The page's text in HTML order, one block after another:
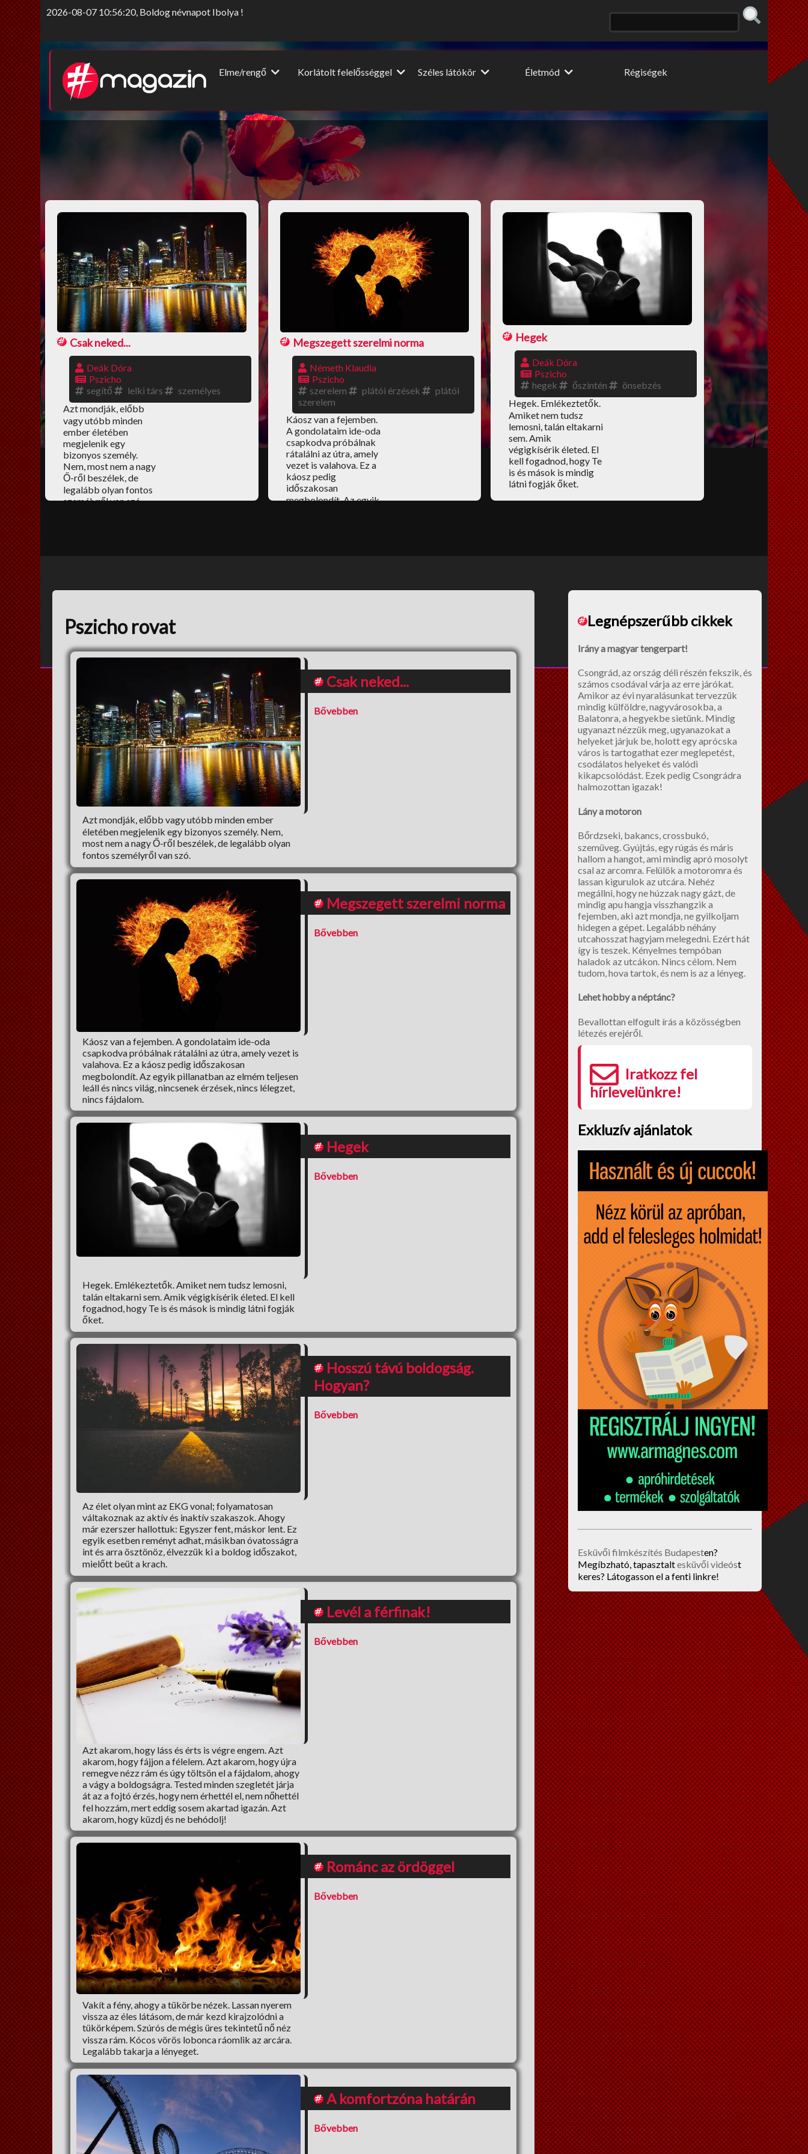
2026-08-07 10:56:20, Boldog névnapot Ibolya !
Elme/rengő
Sors-szinkópa
Nem tabu
Korlátolt felelősséggel
Beszéljünk másról
DIY
Széles látókör
NagyUtazó
Ünnepek
Életmód
A nagy fogyidráma
Régiségek
Cooltúr Koktél
Csak neked...
Deák Dóra
Pszicho
segítő
lelki társ
személyes
Azt mondják, előbb
vagy utóbb minden
ember életében
megjelenik egy
bizonyos személy.
Nem, most nem a nagy
Ő-ről beszélek, de
legalább olyan fontos
személyről van szó.
Megszegett szerelmi norma
Németh Klaudia
Pszicho
szerelem
plátói érzések
plátói
szerelem
Káosz van a fejemben.
A gondolataim ide-oda
csapkodva próbálnak
rátalálni az útra, amely
vezet is valahova. Ez a
káosz pedig
időszakosan
megbolondít. Az egyik
Hegek
Deák Dóra
Pszicho
hegek
őszintén
önsebzés
Hegek. Emlékeztetők.
Amiket nem tudsz
lemosni, talán eltakarni
sem. Amik
végigkísérik életed. El
kell fogadnod, hogy Te
is és mások is mindig
látni fogják őket.
Pszicho rovat
Csak neked...
Azt mondják, előbb vagy utóbb minden ember
életében megjelenik egy bizonyos személy. Nem,
most nem a nagy Ő-ről beszélek, de legalább olyan
fontos személyről van szó.
Bővebben
Megszegett szerelmi norma
Káosz van a fejemben. A gondolataim ide-oda
csapkodva próbálnak rátalálni az útra, amely vezet is
valahova. Ez a káosz pedig időszakosan
megbolondít. Az egyik pillanatban az elmém teljesen
leáll és nincs világ, nincsenek érzések, nincs lélegzet,
nincs fájdalom.
Bővebben
Hegek
Hegek. Emlékeztetők. Amiket nem tudsz lemosni,
talán eltakarni sem. Amik végigkísérik életed. El kell
fogadnod, hogy Te is és mások is mindig látni fogják
őket.
Bővebben
Hosszú távú boldogság.
Hogyan?
Az élet olyan mint az EKG vonal; folyamatosan
váltakoznak az aktív és inaktív szakaszok. Ahogy
már ezerszer hallottuk: Egyszer fent, máskor lent. Ez
egyik esetben reményt adhat, másikban óvatosságra
int és arra ösztönöz, élvezzük ki a boldog időszakot,
mielőtt beüt a krach.
Bővebben
Levél a férfinak!
Azt akarom, hogy láss és érts is végre engem. Azt
akarom, hogy fájjon a félelem. Azt akarom, hogy újra
remegve nézz rám és úgy töltsön el a fájdalom, ahogy
a vágy a boldogságra. Tested minden szegletét járja
át az a fojtó érzés, hogy nem érhettél el, nem nőhettél
fel hozzám, mert eddig sosem akartad igazán. Azt
akarom, hogy küzdj és ne behódolj!
Bővebben
Románc az ördöggel
Vakít a fény, ahogy a tükörbe nézek. Lassan nyerem
vissza az éles látásom, de már kezd kirajzolódni a
tükörképem. Szúrós de mégis üres tekintetű nő néz
vissza rám. Kócos vörös lobonca ráomlik az arcára.
Legalább takarja a lényeget.
Bővebben
A komfortzóna határán
Bővebben
Legnépszerűbb cikkek
Irány a magyar tengerpart!
Csongrád, az ország déli részén fekszik, és
számos csodával várja az erre járókat.
Amikor az évi nyaralásunkat tervezzük
mindig külföldre, nagyvárosokba, a
Balatonra, a hegyekbe sietünk. Mindig
ugyanazt nézzük meg, ugyanazokat a
helyeket járjuk be, holott egy aprócska
város is tartogathat ezer meglepetést,
csodálatos helyeket és valódi
kikapcsolódást. Ezek pedig Csongrádra
halmozottan igazak!
Lány a motoron
Bőrdzseki, bakancs, crossbukó,
szemüveg. Gyújtás, egy rúgás és máris
hallom a hangot, ami mindig apró mosolyt
csal az arcomra. Felülök a motoromra és
lassan kigurulok az utcára. Nehéz
megállni, hogy ne húzzak nagy gázt, de
mindig apu hangja visszhangzik a
fejemben, aki azt mondja, ne gyilkoljam
hidegen a gépet. Legalább néhány
utcahosszat hagyjam melegedni. Ezért hát
így is teszek. Kényelmes tempóban
haladok az utcákon. Nincs célom. Nem
tudom, hova tartok, és nem is az a lényeg.
Lehet hobby a néptánc?
Bevallottan elfogult írás a közösségben
létezés erejéről.
Iratkozz fel
hírlevelünkre!
Exkluzív ajánlatok
Esküvői filmkészítés Budapesten?
Megíbzható, tapasztaltesküvői videóst
keres? Látogasson el a fenti linkre!